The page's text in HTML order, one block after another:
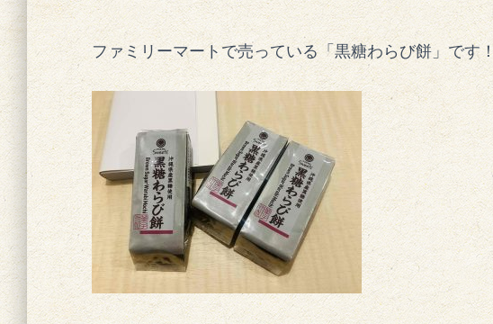
ファミリーマートで売っている「黒糖わらび餅」です